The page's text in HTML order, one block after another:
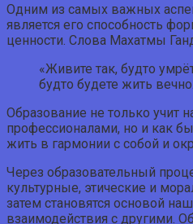
Одним из самых важных
является его способность
ценности. Слова Махатмы
«Живите так, будто
будто будете жить
Образование не только учит
профессионалами, но и как
жить в гармонии с собой и
Через образовательный
культурные, этические и
затем становятся основой
взаимодействия с другими.